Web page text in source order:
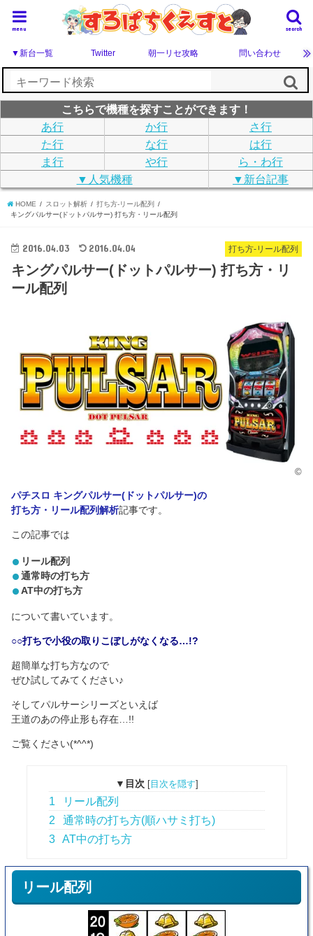
search
menu
▼新台一覧 Twitter 朝一リセ攻略 問い合わせ
こちらで機種を探すことができます！
あ行
か行
さ行
た行
な行
は行
ま行
や行
ら・わ行
▼人気機種
▼新台記事
HOME スロット解析
打ち方-リール配列
キングパルサー(ドットパルサー) 打ち方・リール配列
打ち方-リール配列
2016.04.03 2016.04.04
キングパルサー(ドットパルサー) 打ち方・リ
ール配列
©
パチスロ キングパルサー(ドットパルサー)の
打ち方・リール配列解析記事です。
この記事では
リール配列
通常時の打ち方
AT中の打ち方
について書いています。
○○打ちで小役の取りこぼしがなくなる…!?
超簡単な打ち方なので
ぜひ試してみてください♪
そしてパルサーシリーズといえば
王道のあの停止形も存在…!!
ご覧ください(*^^*)
▼目次 目次を隠す
1
リール配列
2
通常時の打ち方(順ハサミ打ち)
3
AT中の打ち方
リール配列